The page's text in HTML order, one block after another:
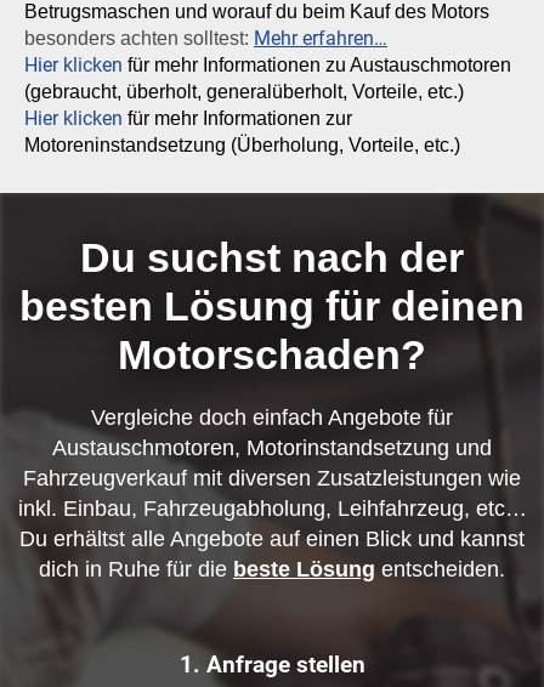
Betrugsmaschen und worauf du beim Kauf des Motors
besonders achten solltest: Mehr erfahren…
Hier klicken für mehr Informationen zu Austauschmotoren
(gebraucht, überholt, generalüberholt, Vorteile, etc.)
Hier klicken für mehr Informationen zur
Motoreninstandsetzung (Überholung, Vorteile, etc.)
Du suchst nach der
besten Lösung für deinen
Motorschaden?
Vergleiche doch einfach Angebote für
Austauschmotoren, Motorinstandsetzung und
Fahrzeugverkauf mit diversen Zusatzleistungen wie
inkl. Einbau, Fahrzeugabholung, Leihfahrzeug, etc…
Du erhältst alle Angebote auf einen Blick und kannst
dich in Ruhe für die beste Lösung entscheiden.
1. Anfrage stellen